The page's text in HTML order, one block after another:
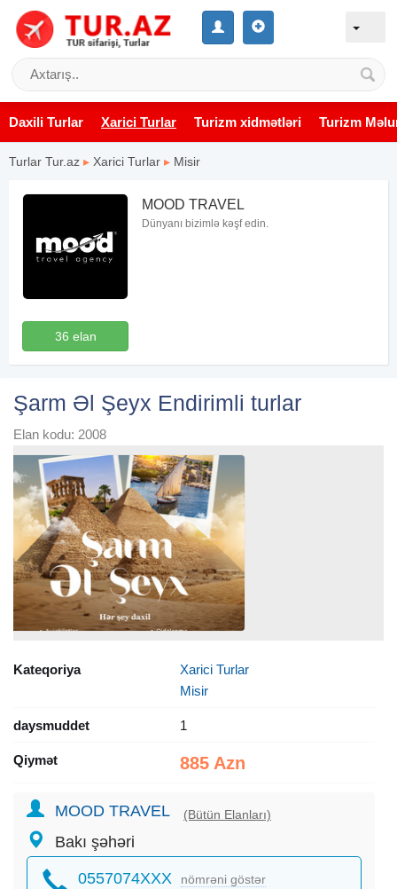
Daxili Turlar Xarici Turlar Turizm xidmətləri Turizm
Turlar Tur.az ▸ Xarici Turlar ▸ Misir
36 elan
MOOD TRAVEL
Dünyanı bizimlə kəşf edin.
Şarm Əl Şeyx Endirimli turlar
Elan kodu: 2008
Kateqoriya
Xarici Turlar
Misir
daysmuddet 1
Qiymət 885 Azn
MOOD TRAVEL (Bütün Elanları)
Bakı şəhəri
0557074XXX nömrəni göstər